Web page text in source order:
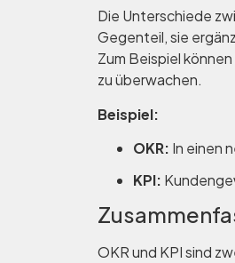
Die Unterschiede
Gegenteil, sie
Zum Beispiel
zu überwachen.
Beispiel:
OKR: In einen
KPI:
OKR und KPI sind